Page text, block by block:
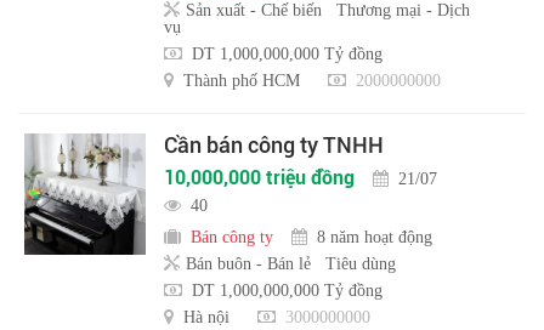
Sản xuất - Chế biến
Thương mại - Dịch
vụ
DT 1,000,000,000 Tỷ đồng
Thành phố HCM
2000000000
Cần bán công ty TNHH
10,000,000 triệu đồng
21/07
40
Bán công ty
8 năm hoạt động
Bán buôn - Bán lẻ
Tiêu dùng
DT 1,000,000,000 Tỷ đồng
Hà nội
3000000000